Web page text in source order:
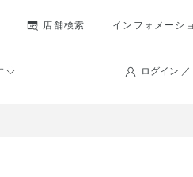
店舗検索 インフォメーシ
ログイン